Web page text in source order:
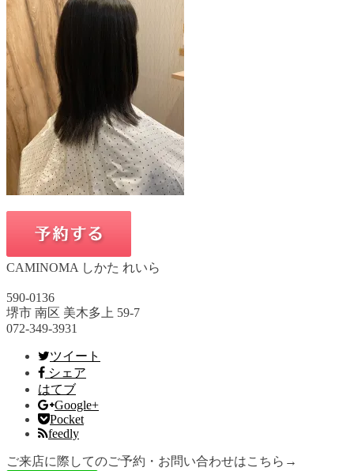
CAMINOMA しかた れいら
590-0136
堺市 南区 美木多上 59-7
072-349-3931
ツイート
シェア
はてブ
Google+
Pocket
feedly
ご来店に際してのご予約・お問い合わせはこちら→